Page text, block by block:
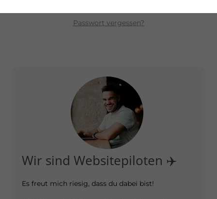
Passwort vergessen?
Wir sind Websitepiloten ✈️
Es freut mich riesig, dass du dabei bist!